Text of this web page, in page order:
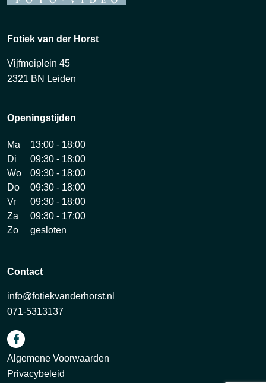
Fotiek van der Horst
Vijfmeiplein 45
2321 BN Leiden
Openingstijden
Ma
13:00 - 18:00
Di
09:30 - 18:00
Wo
09:30 - 18:00
Do
09:30 - 18:00
Vr
09:30 - 18:00
Za
09:30 - 17:00
Zo
gesloten
Contact
info@fotiekvanderhorst.nl
071-5313137
Algemene Voorwaarden
Privacybeleid